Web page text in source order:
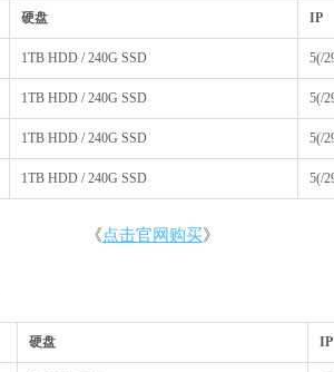
硬盘 IP
1TB HDD / 240G SSD 5(/
1TB HDD / 240G SSD 5(/
1TB HDD / 240G SSD 5(/
1TB HDD / 240G SSD 5(/
《点击官网购买》
硬盘 IP